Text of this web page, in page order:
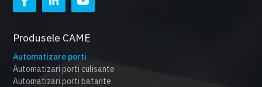
Produsele CAME
Automatizare porti
Automatizari porti culisante
Automatizari porti batante